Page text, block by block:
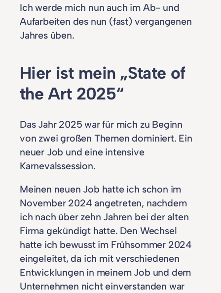
Ich werde mich nun auch im Ab- und
Aufarbeiten des nun (fast) vergangenen
Jahres üben.
Hier ist mein „State of
the Art 2025“
Das Jahr 2025 war für mich zu Beginn
von zwei großen Themen dominiert. Ein
neuer Job und eine intensive
Karnevalssession.
Meinen neuen Job hatte ich schon im
November 2024 angetreten, nachdem
ich nach über zehn Jahren bei der alten
Firma gekündigt hatte. Den Wechsel
hatte ich bewusst im Frühsommer 2024
eingeleitet, da ich mit verschiedenen
Entwicklungen in meinem Job und dem
Unternehmen nicht einverstanden war